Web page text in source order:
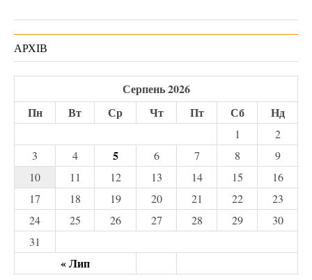
АРХІВ
Серпень 2026
Пн
Вт Ср Чт Пт Сб Нд
« Лип
1
2
3
4 5 6 7 8
9
10
11 12 13 14 15
16
17
18 19 20 21 22
23
24
25 26 27 28 29
30
31